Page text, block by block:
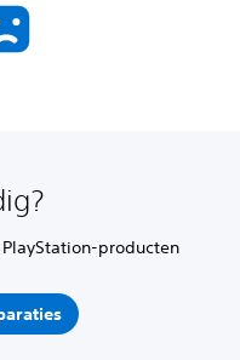
producten